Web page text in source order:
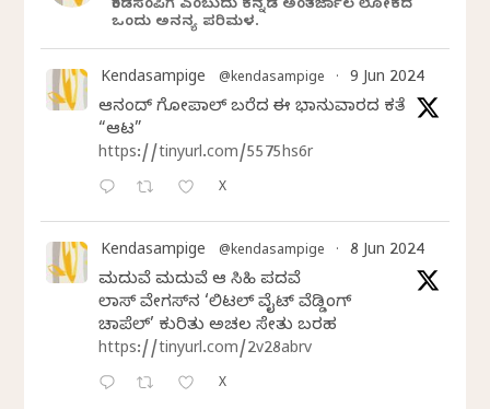
ಕೆಂಡಸಂಪಿಗೆ ಎಂಬುದು ಕನ್ನಡ ಅಂತರ್ಜಾಲ ಲೋಕದ
ಒಂದು ಅನನ್ಯ ಪರಿಮಳ.
Kendasampige @kendasampige · 9 Jun 2024
ಆನಂದ್‌ ಗೋಪಾಲ್‌ ಬರೆದ ಈ ಭಾನುವಾರದ ಕತೆ
“ಆಟ”
https://tinyurl.com/5575hs6r
X
Kendasampige @kendasampige · 8 Jun 2024
ಮದುವೆ ಮದುವೆ ಆ ಸಿಹಿ ಪದವೆ
ಲಾಸ್‌ ವೇಗಸ್‌ನ ‘ಲಿಟಲ್ ವೈಟ್ ವೆಡ್ಡಿಂಗ್
ಚಾಪೆಲ್’ ಕುರಿತು ಅಚಲ ಸೇತು ಬರಹ
https://tinyurl.com/2v28abrv
X